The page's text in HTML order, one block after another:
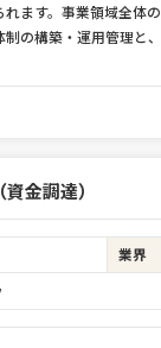
ます。事業領域全体
の構築・運用管理と
金調達）
業界